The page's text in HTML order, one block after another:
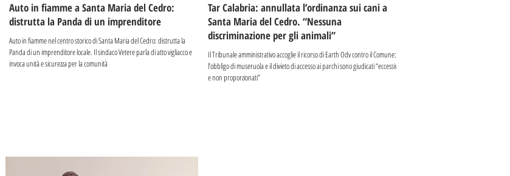
Auto in fiamme a Santa Maria del Cedro:
distrutta la Panda di un imprenditore
Auto in fiamme nel centro storico di Santa Maria del Cedro: distrutta la
Panda di un imprenditore locale. Il sindaco Vetere parla di atto vigliacco e
invoca unità e sicurezza per la comunità
Tar Calabria: annullata l’ordinanza sui cani a
Santa Maria del Cedro. “Nessuna
discriminazione per gli animali”
Il Tribunale amministrativo accoglie il ricorso di Earth Odv contro il Comune:
l’obbligo di museruola e il divieto di accesso ai parchi sono giudicati “eccessivi
e non proporzionati”